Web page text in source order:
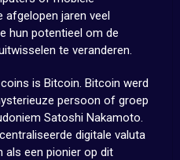
afgelopen jaren veel
hun potentieel om de
te veranderen.
is Bitcoin. Bitcoin werd
persoon of groep
Satoshi Nakamoto.
digitale valuta
als een pionier op dit